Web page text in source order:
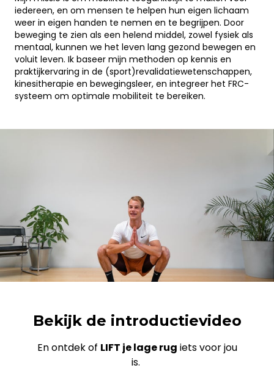
iedereen, en om mensen te helpen hun eigen lichaam
weer in eigen handen te nemen en te begrijpen. Door
beweging te zien als een helend middel, zowel fysiek als
mentaal, kunnen we het leven lang gezond bewegen en
voluit leven. Ik baseer mijn methoden op kennis en
praktijkervaring in de (sport)revalidatiewetenschappen,
kinesitherapie en bewegingsleer, en integreer het FRC-
systeem om optimale mobiliteit te bereiken.
Bekijk de introductievideo
En ontdek of LIFT je lage rug iets voor jou
is.